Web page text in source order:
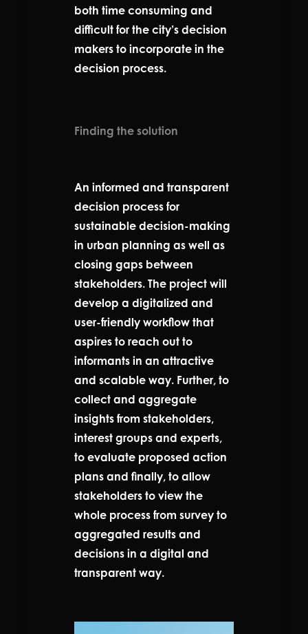
both time consuming and
difficult for the city’s decision
makers to incorporate in the
decision process.
Finding the solution
An informed and transparent
decision process for
sustainable decision-making
in urban planning as well as
closing gaps between
stakeholders. The project will
develop a digitalized and
user-friendly workflow that
aspires to reach out to
informants in an attractive
and scalable way. Further, to
collect and aggregate
insights from stakeholders,
interest groups and experts,
to evaluate proposed action
plans and finally, to allow
stakeholders to view the
whole process from survey to
aggregated results and
decisions in a digital and
transparent way.